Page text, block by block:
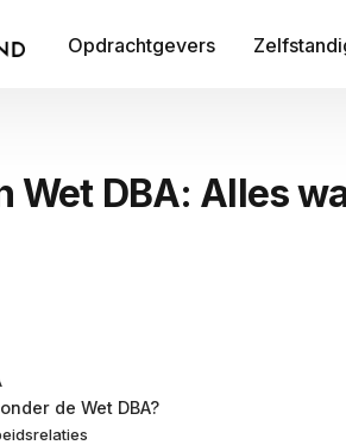
Opdrachtgevers
Wet DBA: Alles
de Wet DBA?